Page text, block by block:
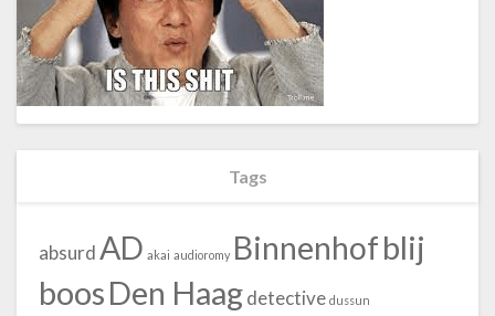
Tags
absurd AD akai audioromy Binnenhofblij
boosDen Haagdetective dussun